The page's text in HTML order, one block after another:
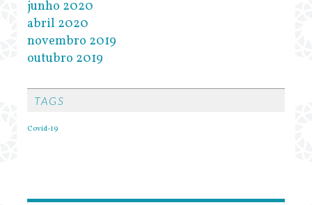
junho 2020
abril 2020
novembro 2019
outubro 2019
TAGS
Covid-19